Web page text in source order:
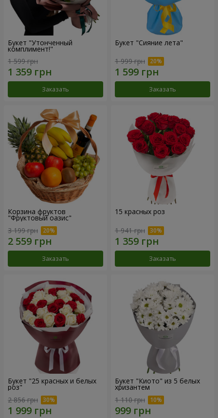
Букет "Утонченный
комплимент!"
1 599 грн
Заказать
Букет "Сияние лета"
1 999 грн
Заказать
Корзина фруктов
"Фруктовый оазис"
3 199 грн
Заказать
15 красных роз
1 941 грн
Заказать
Букет "25 красных и белых
роз"
2 856 грн
Букет "Киото" из 5 белых
хризантем
1 110 грн